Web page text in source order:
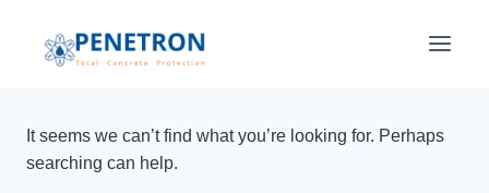
content
It seems we can’t find what you’re looking for. Perhaps
searching can help.